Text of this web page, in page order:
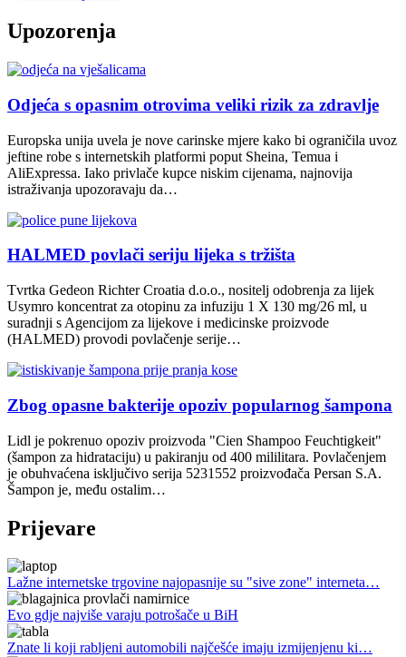
Upozorenja
Odjeća s opasnim otrovima veliki rizik za zdravlje
Europska unija uvela je nove carinske mjere kako bi ograničila uvoz
jeftine robe s internetskih platformi poput Sheina, Temua i
AliExpressa. Iako privlače kupce niskim cijenama, najnovija
istraživanja upozoravaju da…
HALMED povlači seriju lijeka s tržišta
Tvrtka Gedeon Richter Croatia d.o.o., nositelj odobrenja za lijek
Usymro koncentrat za otopinu za infuziju 1 X 130 mg/26 ml, u
suradnji s Agencijom za lijekove i medicinske proizvode
(HALMED) provodi povlačenje serije…
Zbog opasne bakterije opoziv popularnog šampona
Lidl je pokrenuo opoziv proizvoda "Cien Shampoo Feuchtigkeit"
(šampon za hidrataciju) u pakiranju od 400 mililitara. Povlačenjem
je obuhvaćena isključivo serija 5231552 proizvođača Persan S.A.
Šampon je, među ostalim…
Prijevare
Lažne internetske trgovine najopasnije su "sive zone" interneta…
Evo gdje najviše varaju potrošače u BiH
Znate li koji rabljeni automobili najčešće imaju izmijenjenu ki…